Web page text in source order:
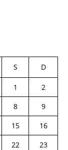
S D
1
2
8
9
15
16
22
23